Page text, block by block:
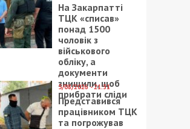
На Закарпатті
ТЦК «списав»
понад 1500
чоловік з
військового
обліку, а
документи
знищили, щоб
прибрати сліди
5/08/2026 - 21:31
Представився
працівником ТЦК
та погрожував